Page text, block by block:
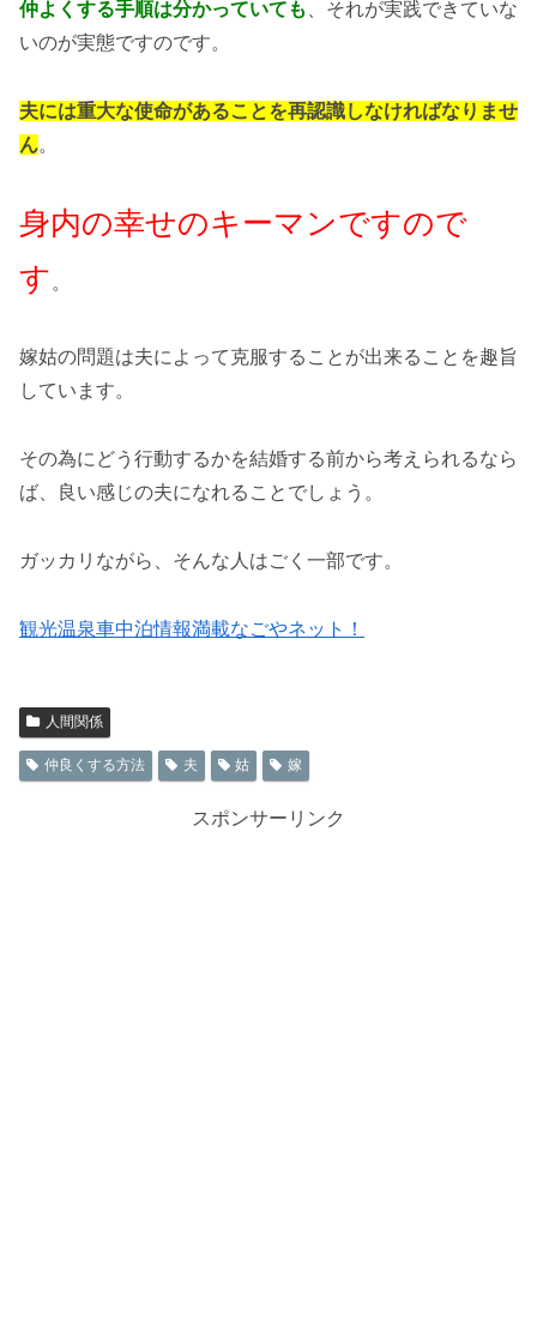
仲よくする手順は分かっていても
、それが実践できていな
いのが実態ですのです。
夫には重大な使命があることを再認識しなければなりませ
ん。
身内の幸せのキーマンですので
す。
嫁姑の問題は夫によって克服することが出来ることを趣旨
しています。
その為にどう行動するかを結婚する前から考えられるなら
ば、良い感じの夫になれることでしょう。
ガッカリながら、そんな人はごく一部です。
観光温泉車中泊情報満載なごやネット！
人間関係
仲良くする方法 夫 姑 嫁
スポンサーリンク